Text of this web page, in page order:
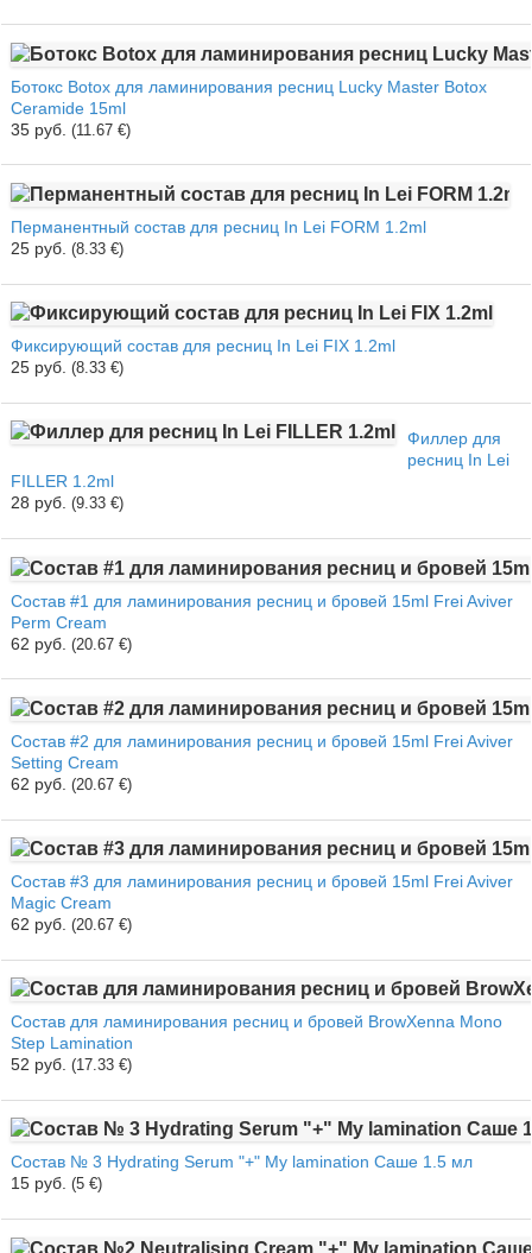
Ботокс Botox для ламинирования ресниц Lucky Master Botox
Ceramide 15ml
35 руб. (11.67 €)
Перманентный состав для ресниц In Lei FORM 1.2ml
25 руб. (8.33 €)
Фиксирующий состав для ресниц In Lei FIX 1.2ml
25 руб. (8.33 €)
Филлер для
ресниц In Lei
FILLER 1.2ml
28 руб. (9.33 €)
Cостав #1 для ламинирования ресниц и бровей 15ml Frei Aviver
Perm Cream
62 руб. (20.67 €)
Cостав #2 для ламинирования ресниц и бровей 15ml Frei Aviver
Setting Cream
62 руб. (20.67 €)
Cостав #3 для ламинирования ресниц и бровей 15ml Frei Aviver
Magic Cream
62 руб. (20.67 €)
Состав для ламинирования ресниц и бровей BrowXenna Mono
Step Lamination
52 руб. (17.33 €)
Состав № 3 Hydrating Serum "+" My lamination Саше 1.5 мл
15 руб. (5 €)